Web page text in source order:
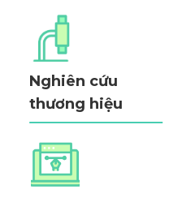
Nghiên cứu
thương hiệu